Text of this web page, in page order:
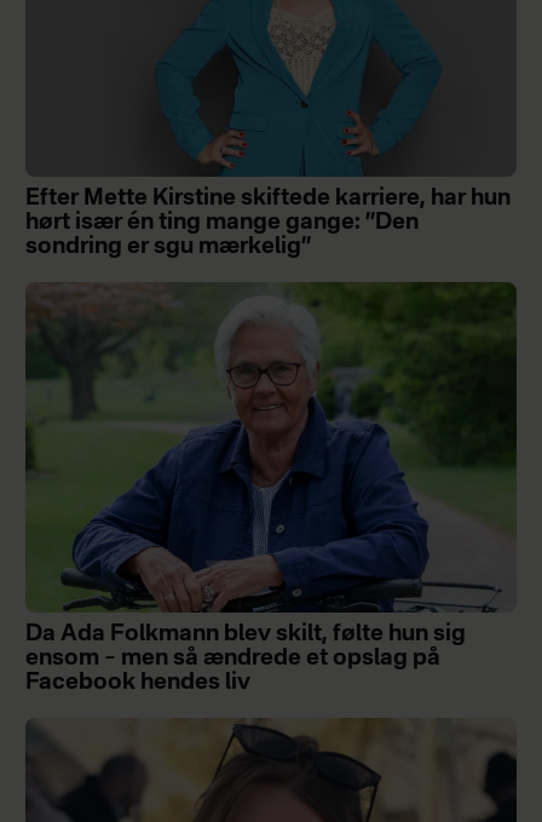
Efter Mette Kirstine skiftede karriere, har hun
hørt især én ting mange gange: ”Den
sondring er sgu mærkelig”
Da Ada Folkmann blev skilt, følte hun sig
ensom – men så ændrede et opslag på
Facebook hendes liv